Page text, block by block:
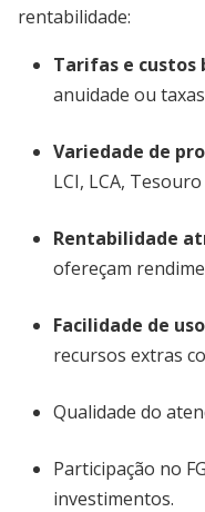
rentabilidade:
Tarifas e custos
anuidade ou
Variedade de
LCI, LCA,
Rentabilidade
ofereçam
Facilidade de uso
recursos extras
Qualidade do
Participação no
investimentos.